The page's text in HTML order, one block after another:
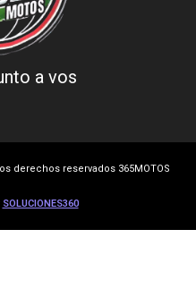
a vos
derechos reservados 365MOTOS
SOLUCIONES360